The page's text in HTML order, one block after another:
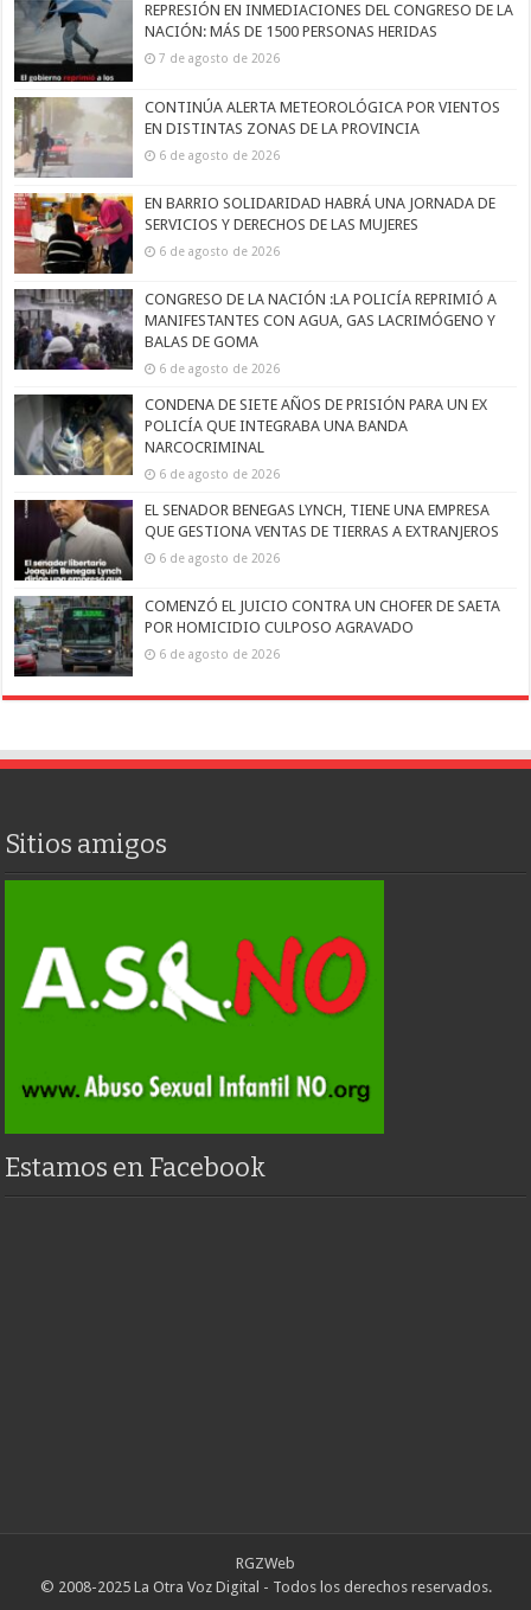
REPRESIÓN EN INMEDIACIONES DEL CONGRESO DE LA
NACIÓN: MÁS DE 1500 PERSONAS HERIDAS
7 de agosto de 2026
CONTINÚA ALERTA METEOROLÓGICA POR VIENTOS
EN DISTINTAS ZONAS DE LA PROVINCIA
6 de agosto de 2026
EN BARRIO SOLIDARIDAD HABRÁ UNA JORNADA DE
SERVICIOS Y DERECHOS DE LAS MUJERES
6 de agosto de 2026
CONGRESO DE LA NACIÓN :LA POLICÍA REPRIMIÓ A
MANIFESTANTES CON AGUA, GAS LACRIMÓGENO Y
BALAS DE GOMA
6 de agosto de 2026
CONDENA DE SIETE AÑOS DE PRISIÓN PARA UN EX
POLICÍA QUE INTEGRABA UNA BANDA
NARCOCRIMINAL
6 de agosto de 2026
EL SENADOR BENEGAS LYNCH, TIENE UNA EMPRESA
QUE GESTIONA VENTAS DE TIERRAS A EXTRANJEROS
6 de agosto de 2026
COMENZÓ EL JUICIO CONTRA UN CHOFER DE SAETA
POR HOMICIDIO CULPOSO AGRAVADO
6 de agosto de 2026
Sitios amigos
Estamos en Facebook
RGZWeb
© 2008-2025 La Otra Voz Digital - Todos los derechos reservados.